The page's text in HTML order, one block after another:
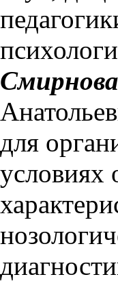
Смирнова
для
условиях